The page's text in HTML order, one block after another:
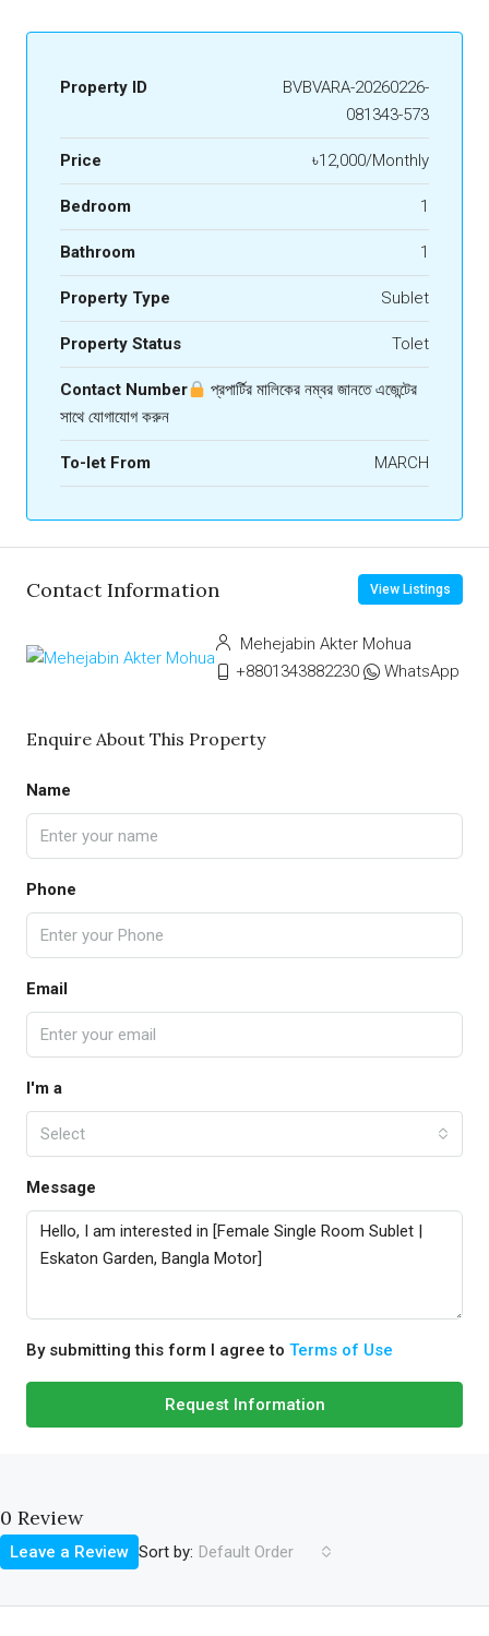
Property ID
BVBVARA-20260226-
081343-573
Price ৳12,000/Monthly
Bedroom 1
Bathroom 1
Property Type Sublet
Property Status Tolet
Contact Number
প্রপার্টির মালিকের নম্বর জানতে এজেন্টের
সাথে যোগাযোগ করুন
To-let From MARCH
Contact Information View Listings
Mehejabin Akter Mohua
+8801343882230
WhatsApp
Enquire About This Property
Name
Phone
Email
I'm a
Select
Message
By submitting this form I agree to Terms of Use
Request Information
0 Review
Sort by: Default Order
Leave a Review